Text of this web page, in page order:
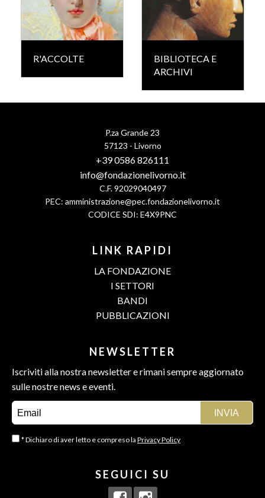
R'ACCOLTE
BIBLIOTECA E
ARCHIVI
P.za Grande 23
57123 - Livorno
+39 0586 826111
info@fondazionelivorno.it
C.F. 92029040497
PEC: amministrazione@pec.fondazionelivorno.it
CODICE SDI: E4X9PNC
LINK RAPIDI
LA FONDAZIONE
I SETTORI
BANDI
PUBBLICAZIONI
NEWSLETTER
Iscriviti alla nostra newsletter e rimani sempre aggiornato
sulle nostre news e eventi.
* Dichiaro di aver letto e compreso la Privacy Policy
SEGUICI SU